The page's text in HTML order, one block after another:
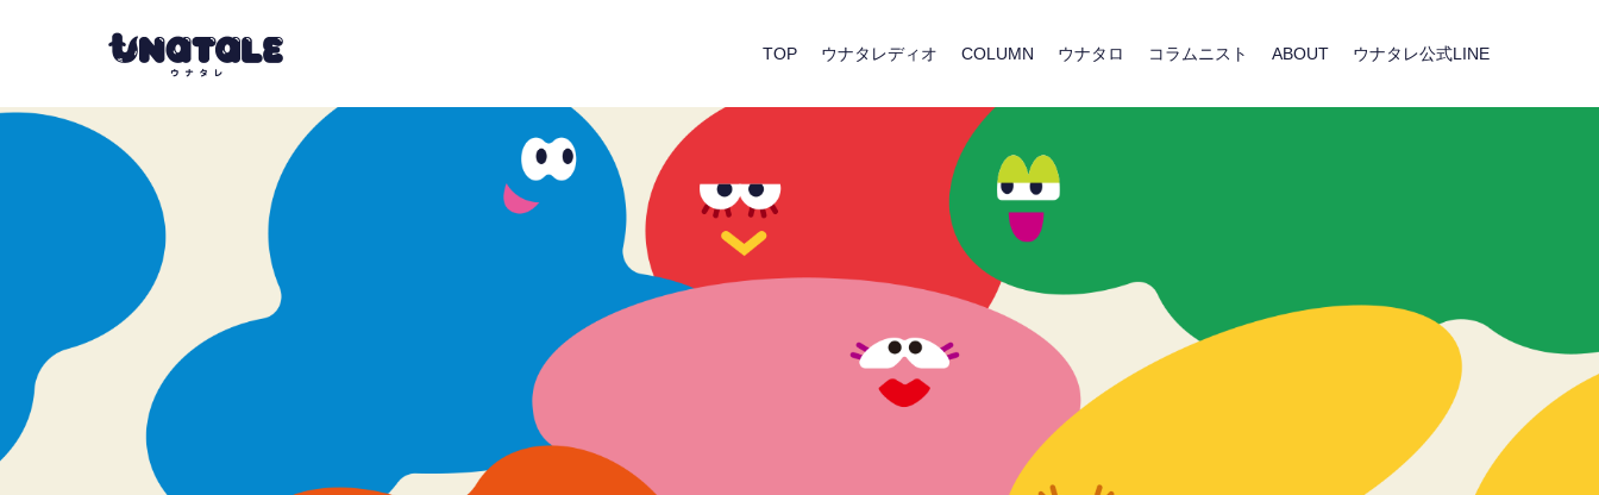
TOP ウナタレディオ COLUMN ウナタロ コラムニスト ABOUT ウナタレ公式LINE